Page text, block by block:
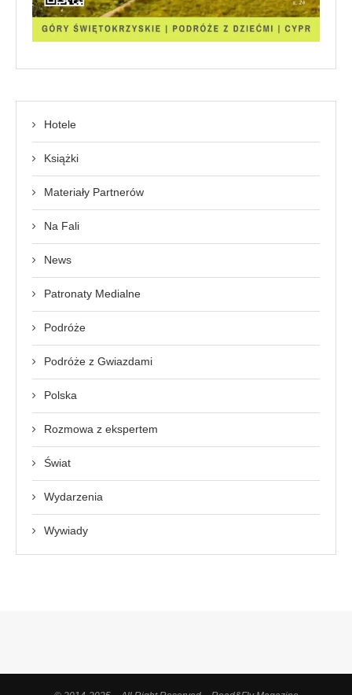
Hotele
Książki
Materiały Partnerów
Na Fali
News
Patronaty Medialne
Podróże
Podróże z Gwiazdami
Polska
Rozmowa z ekspertem
Świat
Wydarzenia
Wywiady